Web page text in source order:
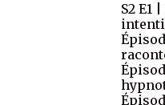
S2 E1